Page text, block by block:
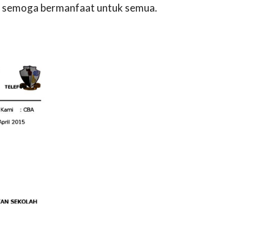
semoga bermanfaat untuk semua.